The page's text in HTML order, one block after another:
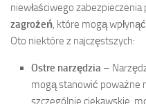
niewłaściwego
zagrożeń, które mogą
Oto niektóre z najczęstszych:
Ostre narzędzia –
mogą stanowić poważne
szczególnie ciekawskie,